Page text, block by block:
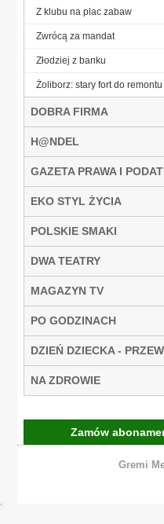
Z klubu na plac zabaw
Zwrócą za mandat
Złodziej z banku
Żoliborz: stary fort do remontu
DOBRA FIRMA
H@NDEL
GAZETA PRAWA I
EKO STYL ŻYCIA
POLSKIE SMAKI
DWA TEATRY
MAGAZYN TV
PO GODZINACH
DZIEŃ DZIECKA -
NA ZDROWIE
Zamów
Gremi